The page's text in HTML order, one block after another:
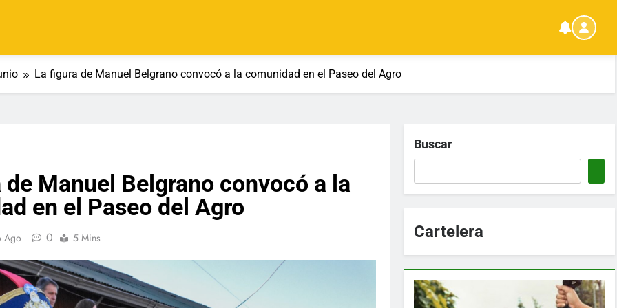
La figura de Manuel Belgrano convocó a la comunidad en el Paseo del Agro
de Manuel Belgrano convocó a la
en el Paseo del Agro
Ago 0 5 Mins
Buscar
Cartelera